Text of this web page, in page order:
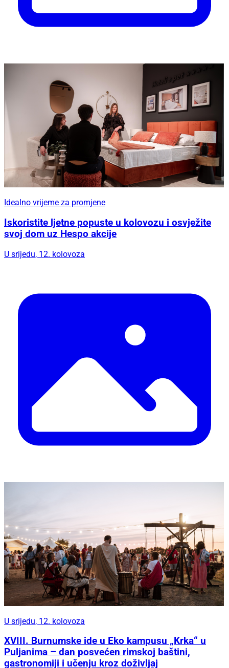
Idealno vrijeme za promjene
Iskoristite ljetne popuste u kolovozu i osvježite
svoj dom uz Hespo akcije
U srijedu, 12. kolovoza
U srijedu, 12. kolovoza
XVIII. Burnumske ide u Eko kampusu „Krka“ u
Puljanima – dan posvećen rimskoj baštini,
gastronomiji i učenju kroz doživljaj